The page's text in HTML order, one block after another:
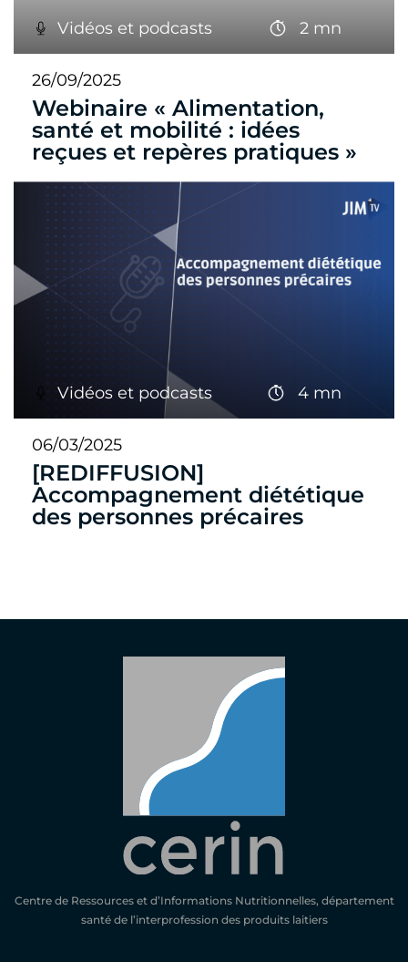
Vidéos et podcasts 2 mn
26/09/2025
Webinaire « Alimentation,
santé et mobilité : idées
reçues et repères pratiques »
Vidéos et podcasts 4 mn
06/03/2025
[REDIFFUSION]
Accompagnement diététique
des personnes précaires
Centre de Ressources et d’Informations Nutritionnelles, département
santé de l’interprofession des produits laitiers